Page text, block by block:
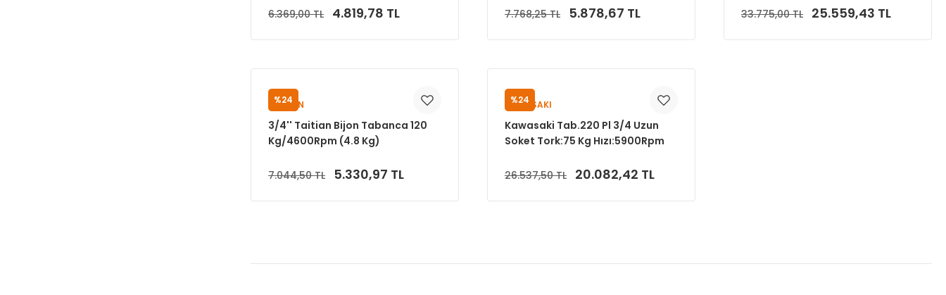
6.369,00 TL 4.819,78 TL
Sepete Ekle
7.768,25 TL 5.878,67 TL
Sepete Ekle
33.775,00 TL 25.559,43 TL
Sepete Ekle
%24
TAITIAN
3/4'' Taitian Bijon Tabanca 120
Kg/4600Rpm (4.8 Kg)
7.044,50 TL 5.330,97 TL
Sepete Ekle
%24
KAWASAKI
Kawasaki Tab.220 Pl 3/4 Uzun
Soket Tork:75 Kg Hızı:5900Rpm
Ağırlık:5.30Kg
26.537,50 TL 20.082,42 TL
Sepete Ekle